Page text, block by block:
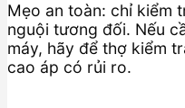
Mẹo an toàn: chỉ kiểm
nguội tương đối. Nếu
máy, hãy để thợ kiểm
cao áp có rủi ro.